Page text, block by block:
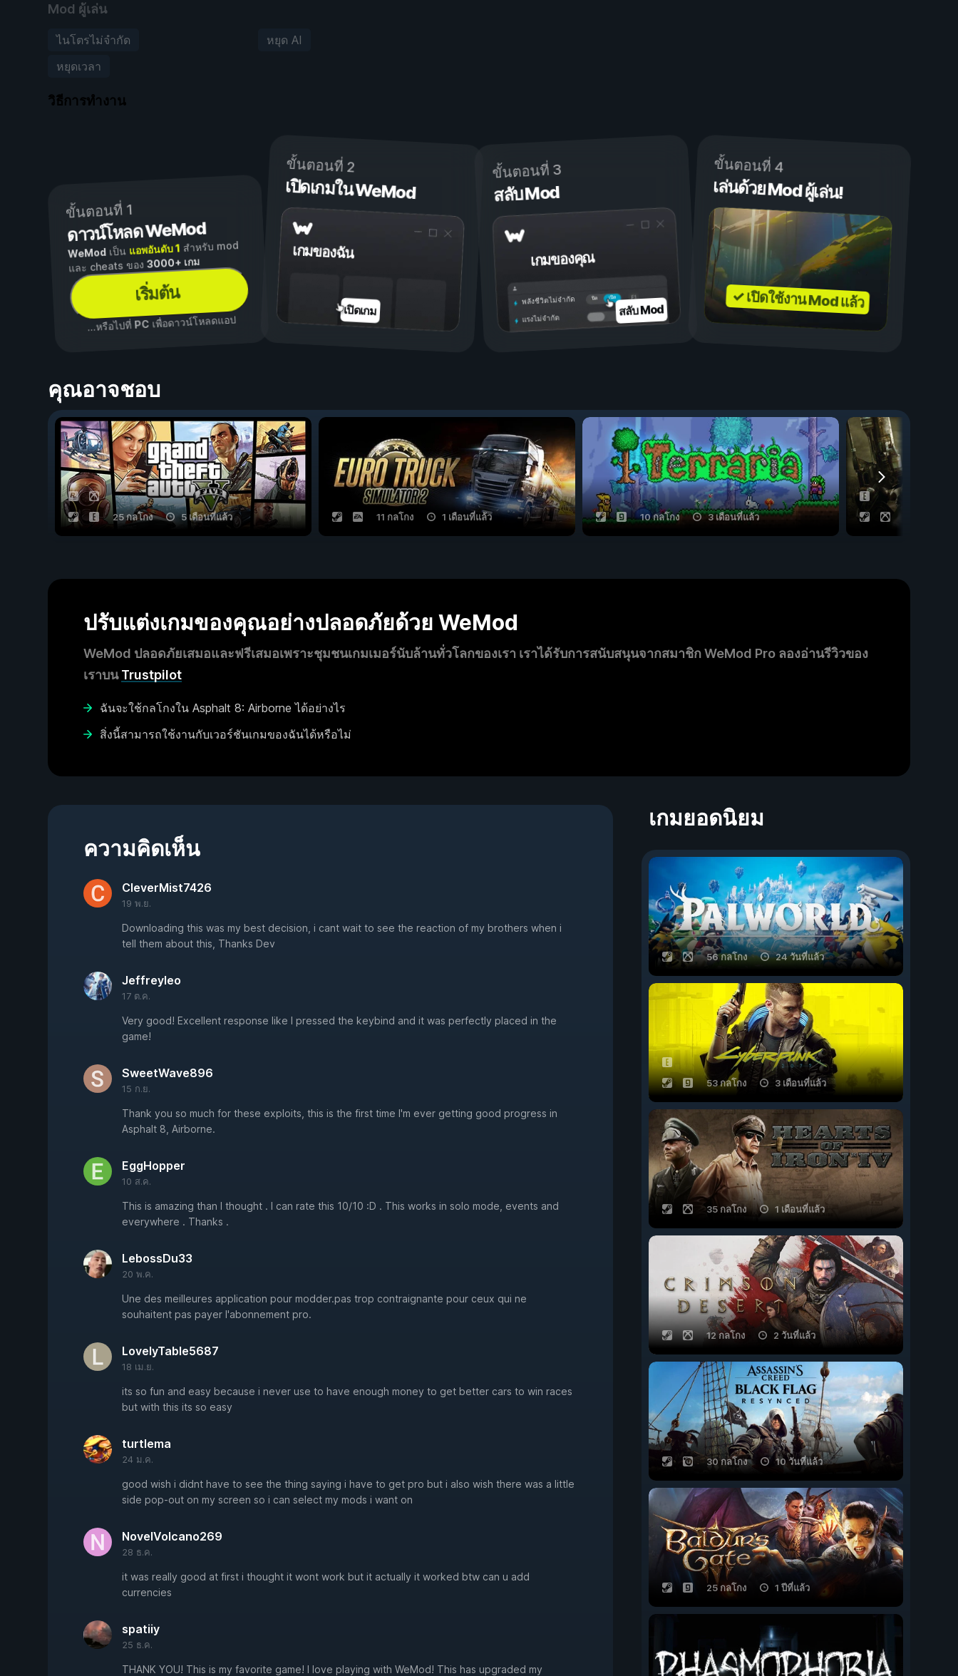
Mod ผู้เล่น
ไนโตรไม่จำกัด
หยุด AI
หยุดเวลา
วิธีการทำงาน
ขั้นตอนที่ 1
ดาวน์โหลด WeMod
WeModเป็น แอพอันดับ 1 สำหรับ mod
และ cheats ของ3000+ เกม
เริ่มต้น
...หรือไปที่ PCเพื่อดาวน์โหลดแอป
ขั้นตอนที่ 2
เปิดเกมใน WeMod
เกมของฉัน
เปิดเกม
ขั้นตอนที่ 3
สลับ Mod
เกมของคุณ
เปิด
ปิด
พลังชีวิตไม่จำกัด
แรงไม่จำกัด สลับ Mod
ขั้นตอนที่ 4
เล่นด้วย Mod ผู้เล่น!
✓ เปิดใช้งาน Mod แล้ว
คุณอาจชอบ
25 กลโกง 5 เดือนที่แล้ว 11 กลโกง 1 เดือนที่แล้ว 10 กลโกง 3 เดือนที่แล้ว
ปรับแต่งเกมของคุณอย่างปลอดภัยด้วย WeMod
WeMod ปลอดภัยเสมอและฟรีเสมอเพราะชุมชนเกมเมอร์นับล้านทั่วโลกของเรา เราได้รับการสนับสนุนจากสมาชิก WeMod Pro ลองอ่านรีวิวของ
เราบนTrustpilot
ฉันจะใช้กลโกงใน Asphalt 8: Airborne ได้อย่างไร
สิ่งนี้สามารถใช้งานกับเวอร์ชันเกมของฉันได้หรือไม่
ความคิดเห็น
CleverMist7426
19 พ.ย.
Downloading this was my best decision, i cant wait to see the reaction of my brothers when i
tell them about this, Thanks Dev
Jeffreyleo
17 ต.ค.
Very good! Excellent response like I pressed the keybind and it was perfectly placed in the
game!
SweetWave896
15 ก.ย.
Thank you so much for these exploits, this is the first time I'm ever getting good progress in
Asphalt 8, Airborne.
EggHopper
10 ส.ค.
This is amazing than I thought . I can rate this 10/10 :D . This works in solo mode, events and
everywhere . Thanks .
LebossDu33
20 พ.ค.
Une des meilleures application pour modder.pas trop contraignante pour ceux qui ne
souhaitent pas payer l'abonnement pro.
LovelyTable5687
18 เม.ย.
its so fun and easy because i never use to have enough money to get better cars to win races
but with this its so easy
turtlema
24 ม.ค.
good wish i didnt have to see the thing saying i have to get pro but i also wish there was a little
side pop-out on my screen so i can select my mods i want on
NovelVolcano269
28 ธ.ค.
it was really good at first i thought it wont work but it actually it worked btw can u add
currencies
spatiiy
25 ธ.ค.
THANK YOU! This is my favorite game! I love playing with WeMod! This has upgraded my
เกมยอดนิยม
56 กลโกง 24 วันที่แล้ว
53 กลโกง 3 เดือนที่แล้ว
35 กลโกง 1 เดือนที่แล้ว
12 กลโกง 2 วันที่แล้ว
30 กลโกง 10 วันที่แล้ว
25 กลโกง 1 ปีที่แล้ว